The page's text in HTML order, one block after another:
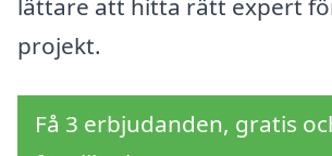
lättare att hitta rätt expert
projekt.
Få 3 erbjudanden, gratis